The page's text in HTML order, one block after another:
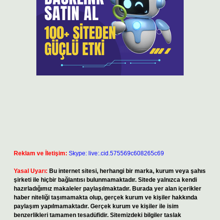
Reklam ve İletişim: Skype: live:.cid.575569c608265c69
Yasal Uyarı: Bu internet sitesi, herhangi bir marka, kurum veya şahıs
şirketi ile hiçbir bağlantısı bulunmamaktadır. Sitede yalnızca kendi
hazırladığımız makaleler paylaşılmaktadır. Burada yer alan içerikler
haber niteliği taşımamakta olup, gerçek kurum ve kişiler hakkında
paylaşım yapılmamaktadır. Gerçek kurum ve kişiler ile isim
benzerlikleri tamamen tesadüfidir. Sitemizdeki bilgiler taslak